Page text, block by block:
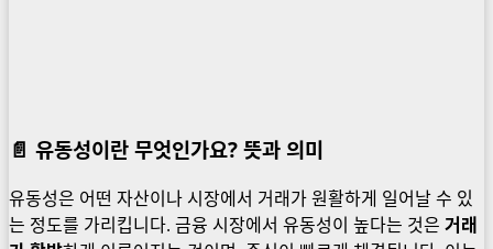
📄 유동성이란 무엇인가요? 뜻과 의미
유동성은 어떤 자산이나 시장에서 거래가 원활하게 일어날 수 있
는 정도를 가리킵니다. 금융 시장에서 유동성이 높다는 것은 거래